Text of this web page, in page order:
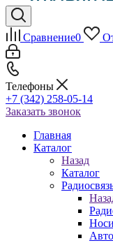
Сравнение0
Телефоны
+7 (342) 258-05-14
Заказать звонок
Главная
Каталог
Назад
Каталог